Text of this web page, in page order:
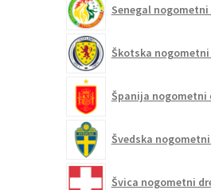
Senegal nogometni
Škotska nogometni
Španija nogometni
Švedska nogometni
Švica nogometni